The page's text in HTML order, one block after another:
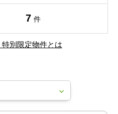
7 件
別限定物件とは